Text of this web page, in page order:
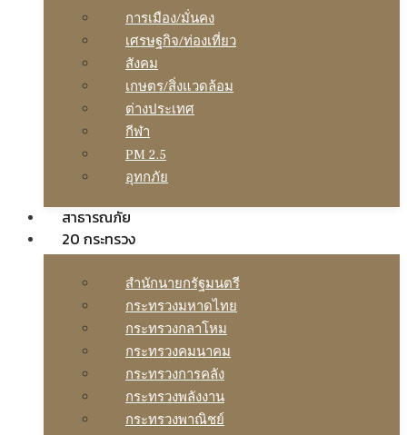
การเมือง/มั่นคง
เศรษฐกิจ/ท่องเที่ยว
สังคม
เกษตร/สิ่งแวดล้อม
ต่างประเทศ
กีฬา
PM 2.5
อุทกภัย
สาธารณภัย
20 กระทรวง
สํานักนายกรัฐมนตรี
กระทรวงมหาดไทย
กระทรวงกลาโหม
กระทรวงคมนาคม
กระทรวงการคลัง
กระทรวงพลังงาน
กระทรวงพาณิชย์